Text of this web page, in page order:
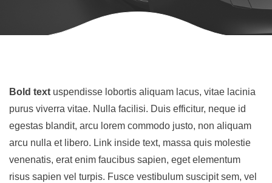
Bold text uspendisse lobortis aliquam lacus, vitae lacinia
purus viverra vitae. Nulla facilisi. Duis efficitur, neque id
egestas blandit, arcu lorem commodo justo, non aliquam
arcu nulla et libero. Link inside text, massa quis molestie
venenatis, erat enim faucibus sapien, eget elementum
risus sapien vel turpis. Fusce vestibulum suscipit sem, vel